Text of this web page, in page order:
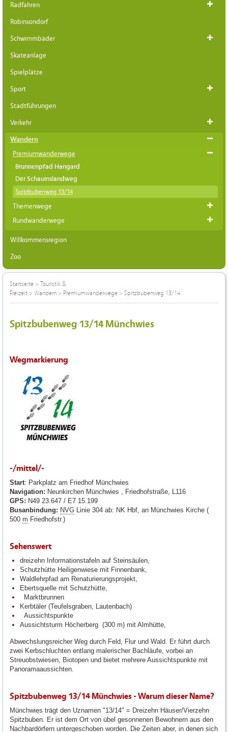
Radfahren
Robinsondorf
Schwimmbäder
Skateanlage
Spielplätze
Sport
Stadtführungen
Verkehr
Wandern
Premiumwanderwege
Brunnenpfad Hangard
Der Schauinslandweg
Spitzbubenweg 13/14
Themenwege
Rundwanderwege
Willkommensregion
Zoo
Startseite > Touristik &
Freizeit > Wandern > Premiumwanderwege > Spitzbubenweg 13/14
Spitzbubenweg 13/14 Münchwies
Wegmarkierung
-/mittel/-
Start: Parkplatz am Friedhof Münchwies
Navigation: Neunkirchen Münchwies , Friedhofstraße, L116
GPS: N49 23.647 / E7 15.199
Busanbindung: NVG Linie 304 ab: NK Hbf, an Münchwies Kirche (
500 m Friedhofstr.)
Sehenswert
dreizehn Informationstafeln auf Steinsäulen,
Schutzhütte Heiligenwiese mit Finnenbank,
Waldlehrpfad am Renaturierungsprojekt,
Ebertsquelle mit Schutzhütte,
Marktbrunnen
Kerbtäler (Teufelsgraben, Lautenbach)
Aussichtspunkte
Aussichtsturm Höcherberg (300 m) mit Almhütte,
Abwechslungsreicher Weg durch Feld, Flur und Wald. Er führt durch
zwei Kerbschluchten entlang malerischer Bachläufe, vorbei an
Streuobstwiesen, Biotopen und bietet mehrere Aussichtspunkte mit
Panoramaaussichten.
Spitzbubenweg 13/14 Münchwies - Warum dieser Name?
Münchwies trägt den Uznamen "13/14" = Dreizehn Häuser/Vierzehn
Spitzbuben. Er ist dem Ort von übel gesonnenen Bewohnern aus den
Nachbardörfern untergeschoben worden. Die Zeiten aber, in denen sich